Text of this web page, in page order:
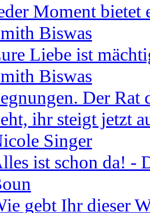
Moment bietet
Biswas
Liebe ist
Biswas
Der
ihr steigt jetzt
Singer
ist schon da! -
gebt Ihr dieser